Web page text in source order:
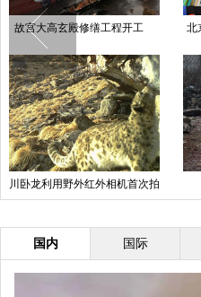
杭州路面塌陷 大坑占近全部车道
首批也门撤侨飞抵北京
国内 国际